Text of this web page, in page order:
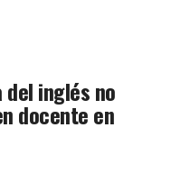
del inglés no
docente en